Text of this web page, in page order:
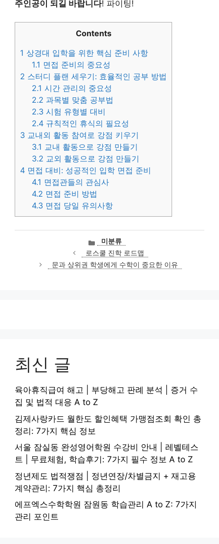
주인공이 되길 바랍니다! 파이팅!
Contents
1 상경대 입학을 위한 핵심 준비 사항
1.1 면접 준비의 중요성
2 스터디 플랜 세우기: 효율적인 공부 방법
2.1 시간 관리의 중요성
2.2 과목별 맞춤 공부법
2.3 시험 유형별 대비
2.4 규칙적인 휴식의 필요성
3 교내외 활동 참여로 강점 키우기
3.1 교내 활동으로 강점 만들기
3.2 교외 활동으로 강점 만들기
4 면접 대비: 성공적인 입학 면접 준비
4.1 면접관들의 관심사
4.2 면접 준비 방법
4.3 면접 당일 유의사항
카
테
고
리
미분류
로스쿨 진학 로드맵
문과 상위권 학생에게 수학이 중요한 이유
최신 글
육아휴직급여 해고 | 부당해고 판례 분석 | 증거 수
집 및 법적 대응 A to Z
김제사랑카드 월한도 할인혜택 가맹점조회 확인 총
정리: 7가지 핵심 정보
서울 잠실동 완성영어학원 수강비 안내 | 레벨테스
트 | 무료체험, 학습후기: 7가지 필수 정보 A to Z
정년제도 법적쟁점 | 정년연장/차별금지 + 재고용
계약관리: 7가지 핵심 총정리
에프엑스수학학원 잠원동 학습관리 A to Z: 7가지
관리 포인트